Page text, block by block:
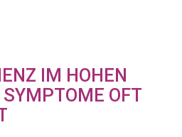
IM HOHEN
OFT